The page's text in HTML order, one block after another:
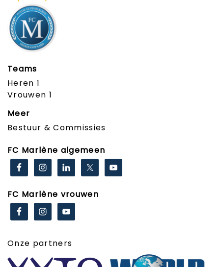
Teams
Heren 1
Vrouwen 1
Meer
Bestuur & Commissies
FC Marlène algemeen
FC Marlène vrouwen
Onze partners